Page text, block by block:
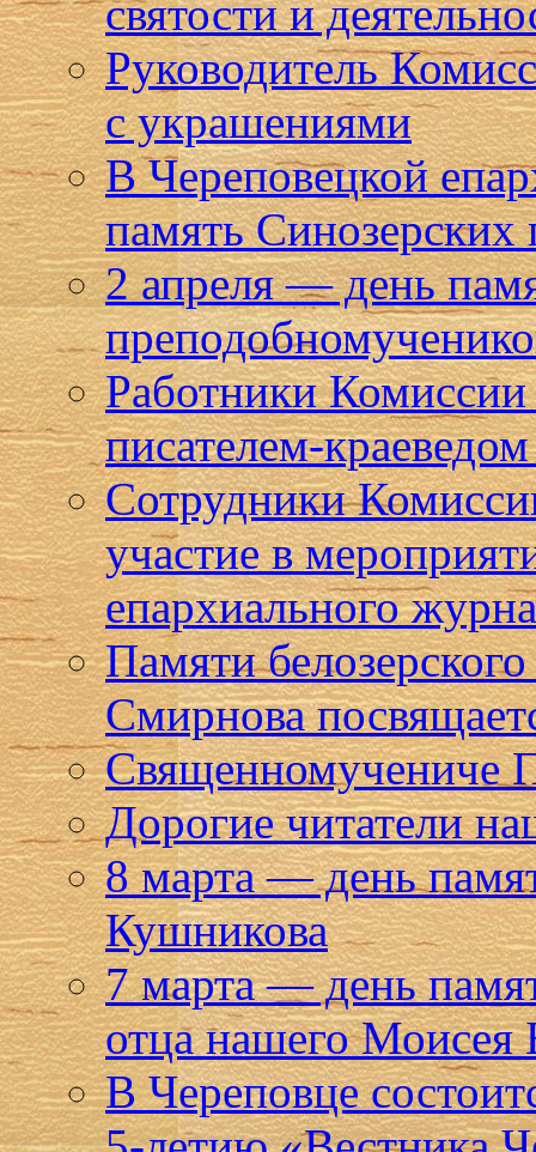
святости и
Руководитель
с украшениями
В Череповецкой
память
2 апреля — день
Работники Комиссии
писателем-
Сотрудники
участие в
епархиального
Памяти
Смирнова
Священномучениче
Дорогие читатели
8 марта — день
Кушникова
7 марта — день
отца нашего Моисея
В Череповце